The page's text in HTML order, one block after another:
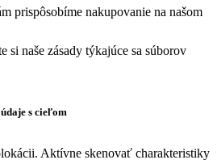
prispôsobíme nakupovanie na našom
si naše zásady týkajúce sa súborov
s cieľom
Aktívne skenovať charakteristiky